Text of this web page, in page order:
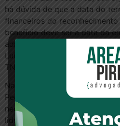
há dúvida de que a data do
financeiros do
benefício deve ser a data da
administrativo, em 13/09/
Luiz Claudio Flores da Cunha,
TNU.
Na mesma sessão, Flores da
Pedilef 0501309-
necessária a aplicação da
lide. Nesse caso, o requerente